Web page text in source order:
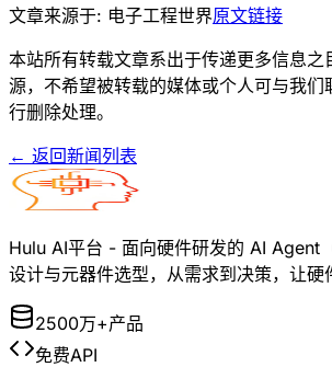
文章来源于: 电子工程世界原文链接
本站所有转载文章系出于传递更多信息之
源，不希望被转载的媒体或个人可与我们
行删除处理。
← 返回新闻列表
Hulu AI平台 - 面向硬件研发的 AI Agent
设计与元器件选型，从需求到决策，让硬
2500万+产品
免费API